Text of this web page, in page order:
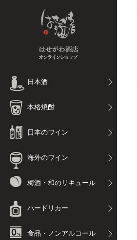
日本酒
本格焼酎
日本のワイン
海外のワイン
梅酒・和のリキュール
ハードリカー
食品・ノンアルコール